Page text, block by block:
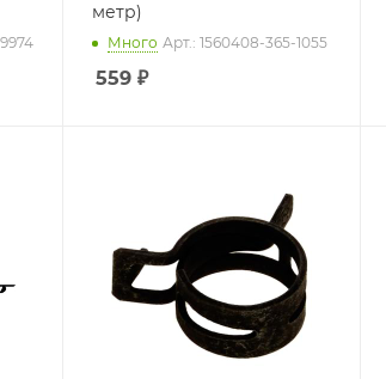
метр)
Много Арт.: 1560408-365-1055
559 ₽